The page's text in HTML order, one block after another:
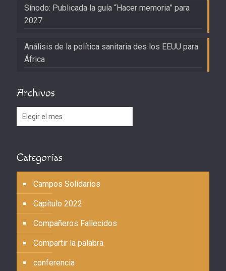
Sínodo: Publicada la guía “Hacer memoria” para
2027
Análisis de la política sanitaria des los EEUU para
África
Archivos
Archivos
Categorías
Campos Solidarios
Capítulo 2022
Compañeros Fallecidos
Compartir la palabra
conferencia